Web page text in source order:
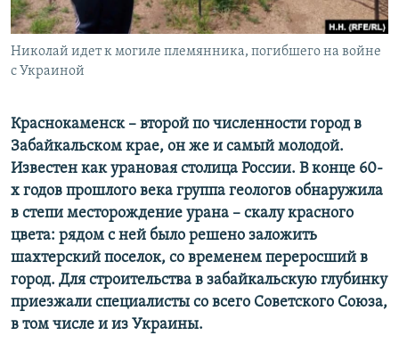
Все сайты РСЕ/РС
Николай идет к могиле племянника, погибшего на войне
с Украиной
Краснокаменск – второй по численности город в
Забайкальском крае, он же и самый молодой.
Известен как урановая столица России. В конце 60-
х годов прошлого века группа геологов обнаружила
в степи месторождение урана – скалу красного
цвета: рядом с ней было решено заложить
шахтерский поселок, со временем переросший в
город. Для строительства в забайкальскую глубинку
приезжали специалисты со всего Советского Союза,
в том числе и из Украины.